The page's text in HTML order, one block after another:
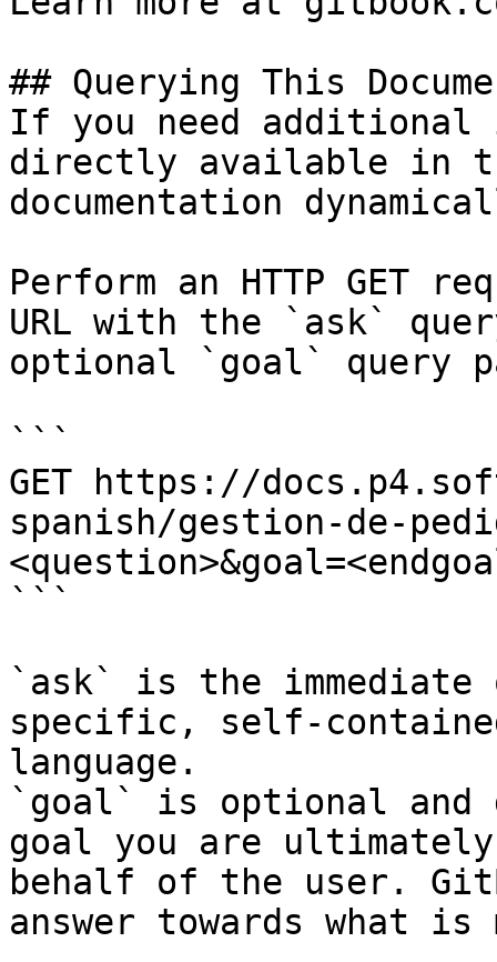
## Querying This
If you need
directly available in
documentation
Perform an HTTP GET
URL with the `ask`
optional `goal` query
```
GET https://
spanish/gestion-de-
```
`ask` is the
specific, self-
language.
`goal` is optional and
goal you are
behalf of the user.
answer towards what